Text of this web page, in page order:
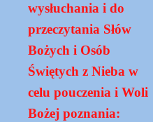
wysłuchania i do
przeczytania Słów
Bożych i Osób
Świętych z Nieba w
celu pouczenia i Woli
Bożej poznania: